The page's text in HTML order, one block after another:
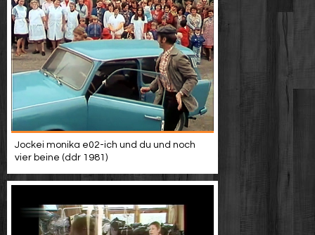
Jockei monika e02-ich und du und noch
vier beine (ddr 1981)